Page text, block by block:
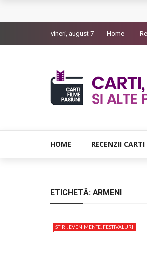
Bolla – O iubire
Indragostitii de Franz
Un artist al foamei –
vineri, august 7 Home
HOME RECENZII CARTI
ETICHETĂ: ARMENI
STIRI, EVENIMENTE, FESTIVALURI